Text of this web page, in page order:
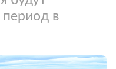
период в